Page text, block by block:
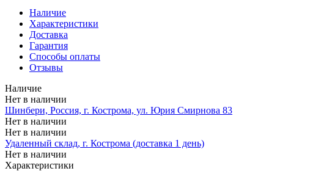
Наличие
Характеристики
Доставка
Гарантия
Способы оплаты
Отзывы
Наличие
Нет в наличии
Шинбери, Россия, г. Кострома, ул. Юрия Смирнова 83
Нет в наличии
Нет в наличии
Удаленный склад, г. Кострома (доставка 1 день)
Нет в наличии
Характеристики